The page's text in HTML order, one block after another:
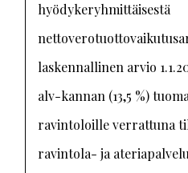
hyödykeryhmittäisestä
laskennallinen arvio
alv-kannan (13,5 %)
ravintoloille verrattuna
ravintola- ja